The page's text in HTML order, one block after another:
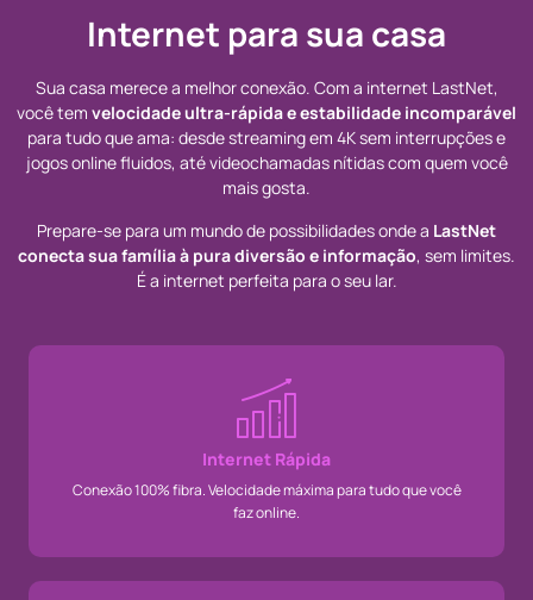
Internet para sua casa
Sua casa merece a melhor conexão. Com a internet LastNet,
você tem velocidade ultra-rápida e estabilidade incomparável
para tudo que ama: desde streaming em 4K sem interrupções e
jogos online fluidos, até videochamadas nítidas com quem você
mais gosta.
Prepare-se para um mundo de possibilidades onde a LastNet
conecta sua família à pura diversão e informação, sem limites.
É a internet perfeita para o seu lar.
Internet Rápida
Conexão 100% fibra. Velocidade máxima para tudo que você
faz online.